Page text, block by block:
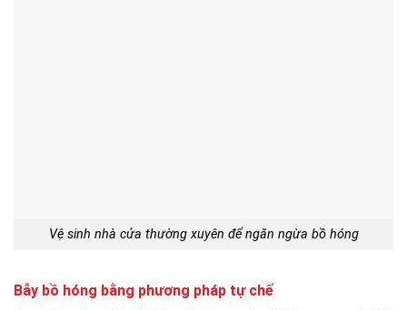
Vệ sinh nhà cửa thường xuyên để ngăn ngừa bồ hóng
Bẫy bồ hóng bằng phương pháp tự chế